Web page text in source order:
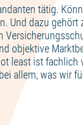
tätig.
Und dazu gehört
objektive
least ist fachlich
allem, was wir